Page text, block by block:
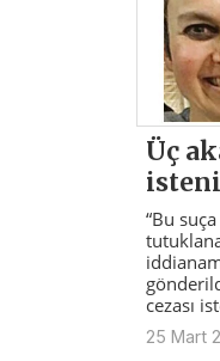
Üç
“Bu
cezası
25 Mart